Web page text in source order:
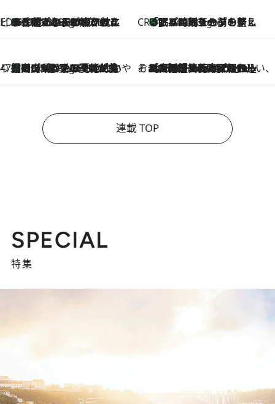
ビューティいいもの集め EDITORS' BEST
5 Hours Ago
35℃超えの日の夜、枕にひと吹き！ BAUMのルームスプレーが、ひのきの香りで心まで解きほぐす CREA'S CHOICE
5 Hours Ago
「眠る時刻をセットする」——眠りの前を整える、バルミューダの新しいアプローチ
47都道府県の手みやげ ひんやりスイーツで夏を満喫
5 Hours Ago
【岡山県】この夏絶対食べたい 冷やしておいしいおやつ3選 フルーツが主役のプリンやアイスが勢揃い そおだよおこの関西おいしい、おやつ紀行
2026.8.9
［大阪府箕面市］一皿一皿目の前で仕上げられる、料理を巧みに組み込んだアシェットデセールコース「ミチル アシェット デセール（Michiru assiette dessert）」
連載 TOP
SPECIAL
特集